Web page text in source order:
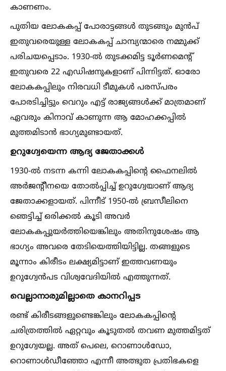
കാണണം.
പുതിയ ലോകകപ്പ് പോരാട്ടങ്ങള്‍ തുടങ്ങും മുൻപ്
ഇതുവരെയുള്ള ലോകകപ്പ് ചാമ്പ്യന്മാരെ നമ്മുക്ക്
പരിചയപ്പെടാം. 1930-ല്‍ തുടക്കമിട്ട ടൂർണമെന്റ്
ഇതുവരെ 22 എഡിഷനുകളാണ് പിന്നിട്ടത്. ഓരോ
ലോകകപ്പിലും നിരവധി ടീമുകള്‍ പരസ്പരം
പോരടിച്ചിട്ടും വെറും എട്ട് രാജ്യങ്ങള്‍ക്ക് മാത്രമാണ്
ഏവരും കിനാവ് കാണുന്ന ആ മോഹക്കപ്പില്‍
മുത്തമിടാൻ ഭാഗ്യമുണ്ടായത്.
ഉറുഗ്വേയെന്ന ആദ്യ ജേതാക്കള്‍
1930-ല്‍ നടന്ന കന്നി ലോകകപ്പിന്റെ ഫൈനലില്‍
അർജന്റീനയെ തോല്‍പ്പിച്ച്‌ ഉറുഗ്വേയാണ് ആദ്യ
ജേതാക്കളായത്. പിന്നീട് 1950-ല്‍ ബ്രസീലിനെ
ഞെട്ടിച്ച്‌ ഒരിക്കല്‍ കൂടി അവർ
ലോകകപ്പുയർത്തിയെങ്കിലും അതിനുശേഷം ആ
ഭാഗ്യം അവരെ തേടിയെത്തിയിട്ടില്ല. തങ്ങളുടെ
മൂന്നാം കിരീടം ലക്ഷ്യമിട്ടാണ് ഇത്തവണയും
ഉറുഗ്വേൻപട വിശ്വവേദിയില്‍ എത്തുന്നത്.
വെല്ലാനാരുമില്ലാതെ കാനറിപ്പട
രണ്ട് കിരീടങ്ങളുണ്ടെങ്കിലും ലോകകപ്പിന്റെ
ചരിത്രത്തില്‍ ഏറ്റവും കൂടുതല്‍ തവണ മുത്തമിട്ടത്
ഉറുഗ്വേയല്ല. അത് പെലെ, റൊണാള്‍ഡോ,
റൊണാള്‍ഡീഞ്ഞോ എന്നീ അത്ഭുത പ്രതിഭകളെ